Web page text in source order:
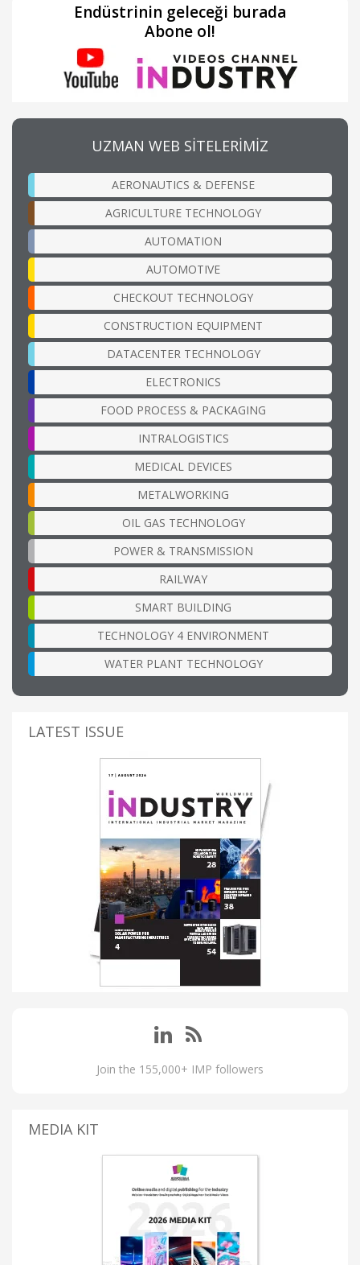
Endüstrinin geleceği burada
Abone ol!
UZMAN WEB SİTELERİMİZ
AERONAUTICS & DEFENSE
AGRICULTURE TECHNOLOGY
AUTOMATION
AUTOMOTIVE
CHECKOUT TECHNOLOGY
CONSTRUCTION EQUIPMENT
DATACENTER TECHNOLOGY
ELECTRONICS
FOOD PROCESS & PACKAGING
INTRALOGISTICS
MEDICAL DEVICES
METALWORKING
OIL GAS TECHNOLOGY
POWER & TRANSMISSION
RAILWAY
SMART BUILDING
TECHNOLOGY 4 ENVIRONMENT
WATER PLANT TECHNOLOGY
LATEST ISSUE
Join the 155,000+ IMP followers
MEDIA KIT